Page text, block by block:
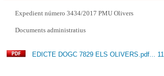
Expedient número 3434/2017 PMU Olivers
Documents administratius
EDICTE DOGC 7829 ELS OLIVERS.pdf...